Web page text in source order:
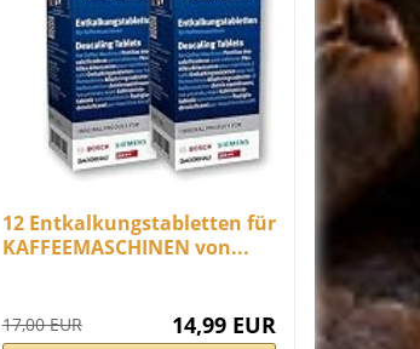
12 Entkalkungstabletten für
KAFFEEMASCHINEN von...
17,00 EUR 14,99 EUR